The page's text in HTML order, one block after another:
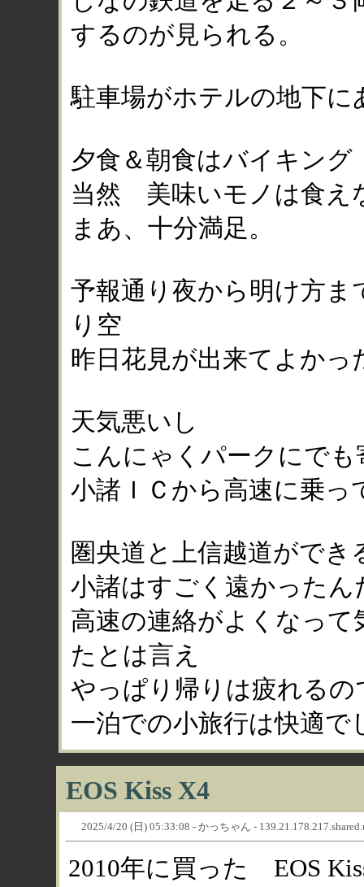
するのが見られる。
駐車場がホテルの地下に
夕食＆朝食はバイキング
当然 美味いモノは食え
まあ、十分満足。
予報通り夜から明け方
り空
昨日花見が出来てよかっ
天気悪いし
こんにゃくパークにで
小諸ＩＣから高速に乗っ
圏央道と上信越道ができ
小諸はすごく遠かったん
高速の連絡がよくなっ
たとは言え
やっぱり帰りは疲れるの
一泊での小旅行は快適で
EOS Kiss X4
2025/4/20 (日) 05:33:08 - かっちゃん -
2010年に買った EOS